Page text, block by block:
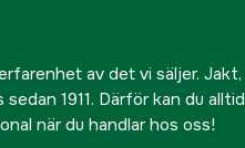
av det vi säljer. Jakt,
1911. Därför kan du alltid
när du handlar hos oss!